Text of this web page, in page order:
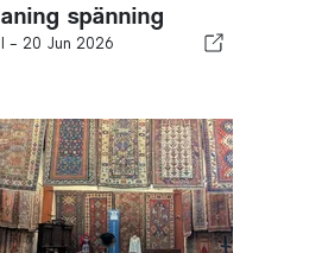
aning spänning
I - 20 Jun 2026